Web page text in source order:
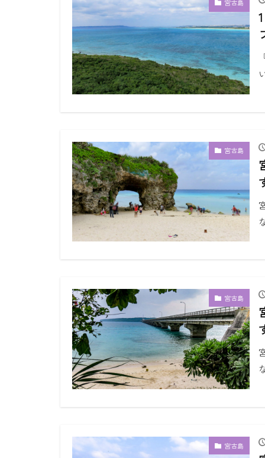
宮古島
宮古島
宮古島
宮古島